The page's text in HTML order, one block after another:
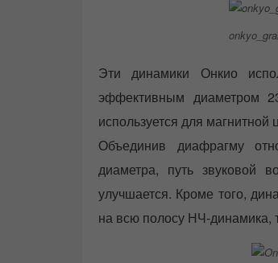
Эти динамики Онкио
эффективным диаметром
используется для
Объединив диафрагму
диаметра, путь звуковой
улучшается. Кроме того,
на всю полосу НЧ-динамика,